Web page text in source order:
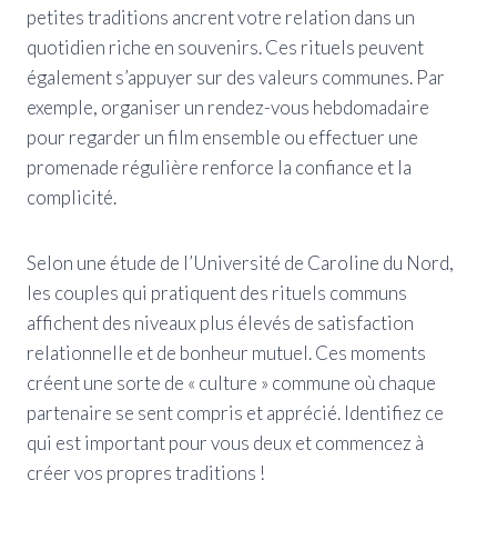
petites traditions ancrent votre relation dans un
quotidien riche en souvenirs. Ces rituels peuvent
également s’appuyer sur des valeurs communes. Par
exemple, organiser un rendez-vous hebdomadaire
pour regarder un film ensemble ou effectuer une
promenade régulière renforce la confiance et la
complicité.
Selon une étude de l’Université de Caroline du Nord,
les couples qui pratiquent des rituels communs
affichent des niveaux plus élevés de satisfaction
relationnelle et de bonheur mutuel. Ces moments
créent une sorte de « culture » commune où chaque
partenaire se sent compris et apprécié. Identifiez ce
qui est important pour vous deux et commencez à
créer vos propres traditions !